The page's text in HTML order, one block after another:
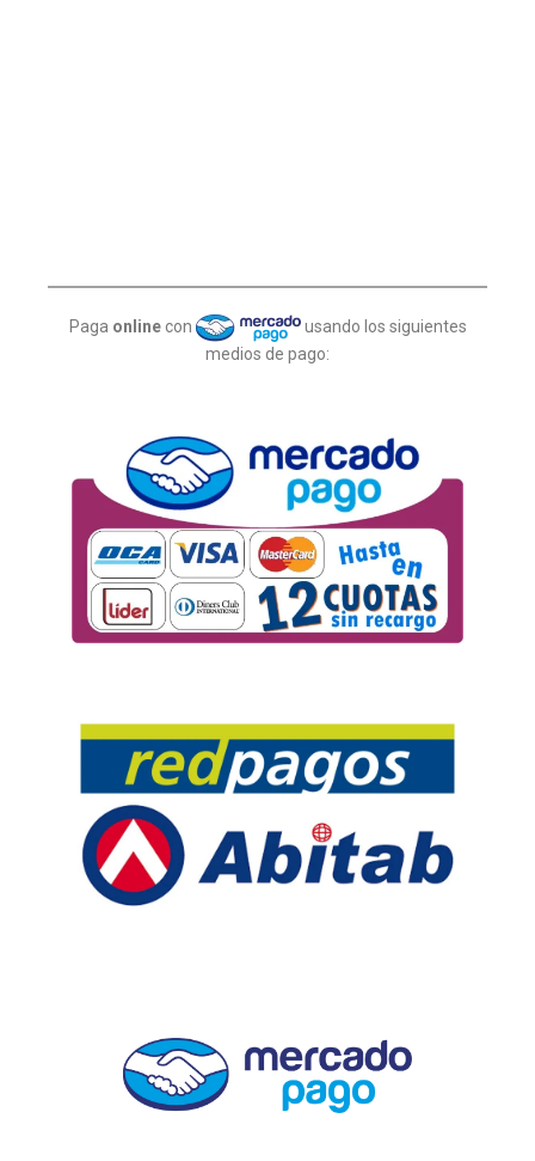
Paga online con
usando los siguientes
medios de pago: